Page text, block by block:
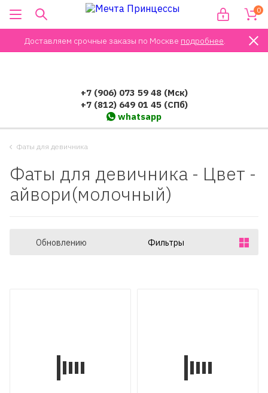
Доставляем срочные заказы по Москве подробнее.
0
+7 (906) 073 59 48 (Мск)
+7 (812) 649 01 45 (СПб)
whatsapp
Фаты для девичника
Фаты для девичника - Цвет -
айвори(молочный)
Обновлению Фильтры